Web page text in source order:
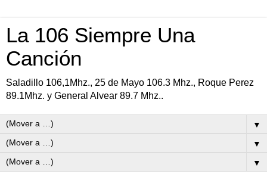
La 106 Siempre Una
Canción
Saladillo 106,1Mhz., 25 de Mayo 106.3 Mhz., Roque Perez
89.1Mhz. y General Alvear 89.7 Mhz..
▼
▼
▼